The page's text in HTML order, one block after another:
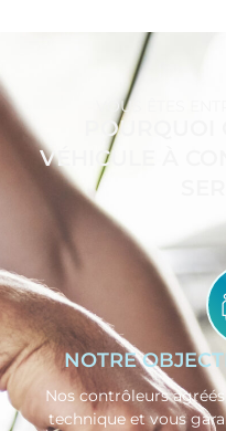
VOUS ÊTES
POURQUOI
VÉHICULE À
NOTRE
Nos contrôleurs
technique et vous